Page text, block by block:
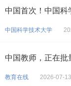
中国首次！中国科
中国科学技术大学
中国教师，正在批
教育在线 2026-07-